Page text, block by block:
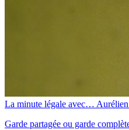
La minute légale avec…
Garde partagée ou garde